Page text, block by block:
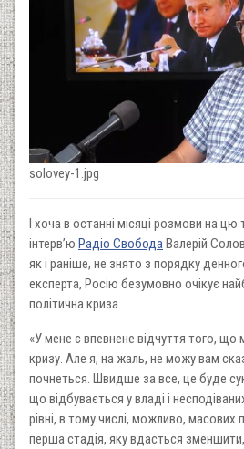
solovey-1.jpg
І хоча в останні місяці розмови на
інтерв’ю Радіо СвободаВалерій
як і раніше, не знято з порядку
експерта, Росію безумовно очікує
політична криза.
«У мене є впевнене відчуття того, що
кризу. Але я, на жаль, не можу вам
почнеться. Швидше за все, це буде
що відбувається у владі і
рівні, в тому числі, можливо, масових
перша стадія, яку вдасться зменшити,